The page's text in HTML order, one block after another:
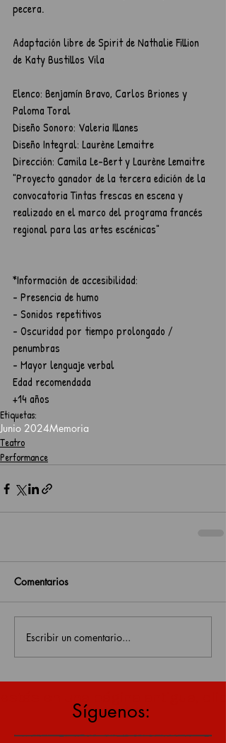
pecera.
Adaptación libre de Spirit de Nathalie Fillion
de Katy Bustillos Vila
Elenco: Benjamín Bravo, Carlos Briones y
Paloma Toral
Diseño Sonoro: Valeria Illanes
Diseño Integral: Laurène Lemaitre
Dirección: Camila Le-Bert y Laurène Lemaitre
"Proyecto ganador de la tercera edición de la
convocatoria Tintas frescas en escena y
realizado en el marco del programa francés
regional para las artes escénicas"
*Información de accesibilidad:
- Presencia de humo
- Sonidos repetitivos
- Oscuridad por tiempo prolongado /
penumbras
- Mayor lenguaje verbal
Edad recomendada
+14 años
Etiquetas:
Junio 2024Memoria
Teatro
Performance
Comentarios
Escribir un comentario...
Síguenos: